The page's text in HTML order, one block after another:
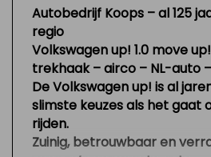
Centrale vergrendeling
Centrale vergrendeling
afstandsbediening
Trekhaak
Autobedrijf Koops – al 125
regio
Volkswagen up! 1.0 move
trekhaak – airco – NL-auto
De Volkswagen up! is al
slimste keuzes als het gaat
rijden.
Zuinig, betrouwbaar en